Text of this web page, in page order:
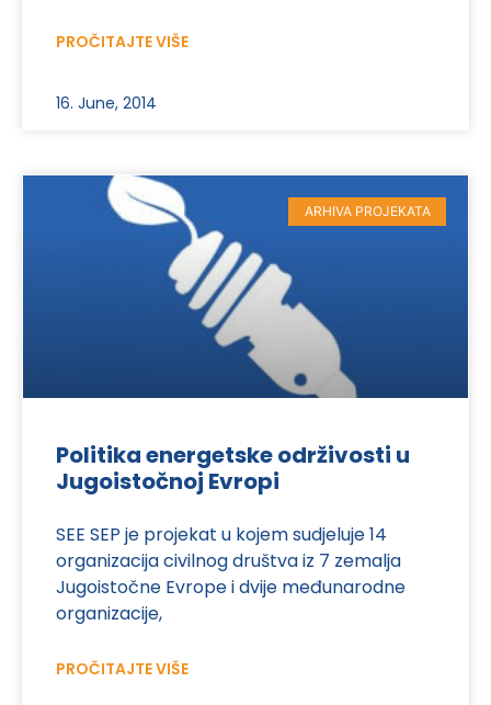
PROČITAJTE VIŠE
16. June, 2014
ARHIVA PROJEKATA
Politika energetske održivosti u
Jugoistočnoj Evropi
SEE SEP je projekat u kojem sudjeluje 14
organizacija civilnog društva iz 7 zemalja
Jugoistočne Evrope i dvije međunarodne
organizacije,
PROČITAJTE VIŠE